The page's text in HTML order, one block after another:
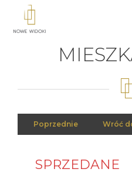
Poprzednie Wróć
SPRZEDANE